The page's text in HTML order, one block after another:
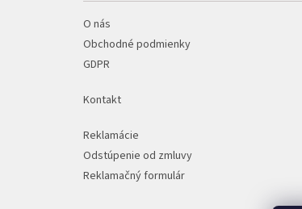
O nás
Obchodné podmienky
GDPR
Kontakt
Reklamácie
Odstúpenie od zmluvy
Reklamačný formulár